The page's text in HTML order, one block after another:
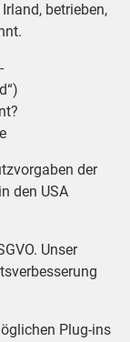
betrieben,
der
den USA
Unser
Plug-ins